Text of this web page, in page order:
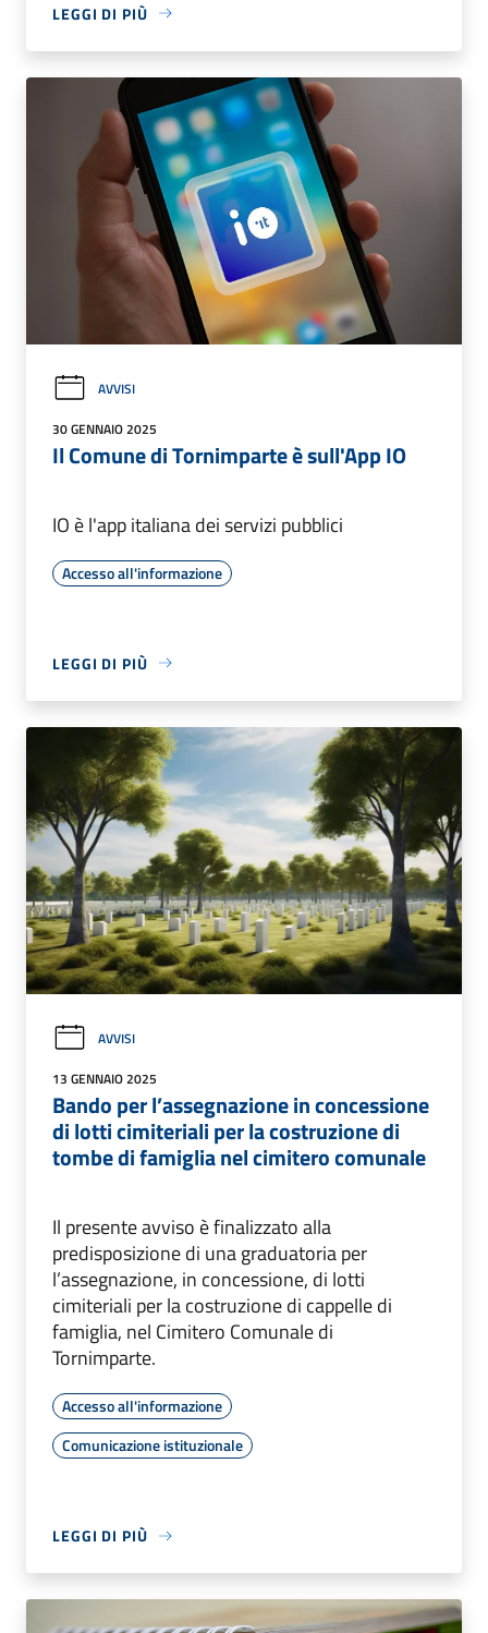
LEGGI DI PIÙ
AVVISI
30 GENNAIO 2025
Il Comune di Tornimparte è sull'App IO
IO è l'app italiana dei servizi pubblici
Accesso all'informazione
LEGGI DI PIÙ
AVVISI
13 GENNAIO 2025
Bando per l’assegnazione in concessione
di lotti cimiteriali per la costruzione di
tombe di famiglia nel cimitero comunale
Il presente avviso è finalizzato alla
predisposizione di una graduatoria per
l’assegnazione, in concessione, di lotti
cimiteriali per la costruzione di cappelle di
famiglia, nel Cimitero Comunale di
Tornimparte.
Accesso all'informazione
Comunicazione istituzionale
LEGGI DI PIÙ